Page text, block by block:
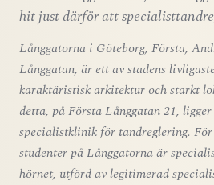
hit just därför att
Långgatorna i Göteborg, Första,
Långgatan, är ett av stadens
karaktäristisk arkitektur och starkt
detta, på Första Långgatan 21,
specialistklinik för tandreglering.
studenter på Långgatorna är
hörnet, utförd av legitimerad